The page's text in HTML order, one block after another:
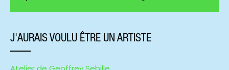
J'AURAIS VOULU ÊTRE UN ARTISTE